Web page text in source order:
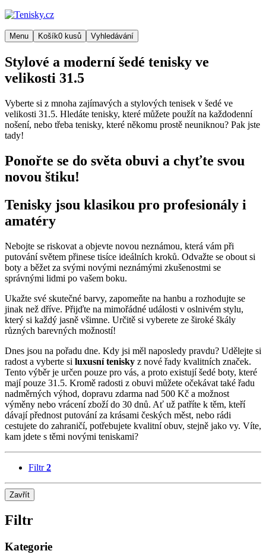
Menu Košík0 kusů Vyhledávání
Stylové a moderní šedé tenisky ve
velikosti 31.5
Vyberte si z mnoha zajímavých a stylových tenisek v šedé ve
velikosti 31.5. Hledáte tenisky, které můžete použít na každodenní
nošení, nebo třeba tenisky, které někomu prostě neuniknou? Pak jste
tady!
Ponořte se do světa obuvi a chyťte svou
novou štiku!
Tenisky jsou klasikou pro profesionály i
amatéry
Nebojte se riskovat a objevte novou neznámou, která vám při
putování světem přinese tisíce ideálních kroků. Odvažte se obout si
boty a běžet za svými novými neznámými zkušenostmi se
správnými lidmi po vašem boku.
Ukažte své skutečné barvy, zapomeňte na hanbu a rozhodujte se
jinak než dříve. Přijďte na mimořádné události v oslnivém stylu,
který si každý jasně všimne. Určitě si vyberete ze široké škály
různých barevných možností!
Dnes jsou na pořadu dne. Kdy jsi měl naposledy pravdu? Udělejte si
radost a vyberte si luxusní tenisky z nové řady kvalitních značek.
Tento výběr je určen pouze pro vás, a proto existují šedé boty, které
mají pouze 31.5. Kromě radosti z obuvi můžete očekávat také řadu
nadměrných výhod, dopravu zdarma nad 500 Kč a možnost
výměny nebo vrácení zboží do 30 dnů. Ať už patříte k těm, kteří
dávají přednost putování za krásami českých měst, nebo rádi
cestujete do zahraničí, potřebujete kvalitní obuv, stejně jako vy. Víte,
kam jdete s těmi novými teniskami?
Filtr2
Zavřít
Filtr
Kategorie